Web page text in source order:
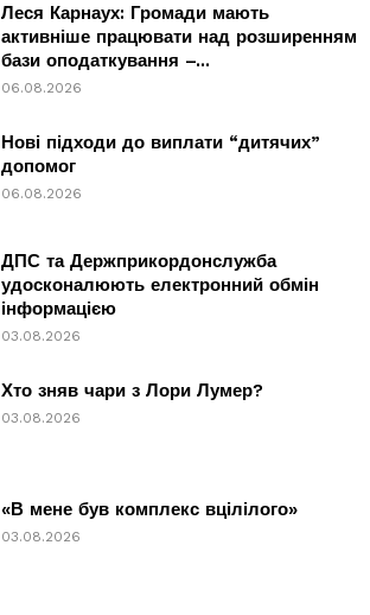
Леся Карнаух: Громади мають
активніше працювати над розширенням
бази оподаткування –...
06.08.2026
Нові підходи до виплати “дитячих”
допомог
06.08.2026
ДПС та Держприкордонслужба
удосконалюють електронний обмін
інформацією
03.08.2026
Хто зняв чари з Лори Лумер?
03.08.2026
«В мене був комплекс вцілілого»
03.08.2026